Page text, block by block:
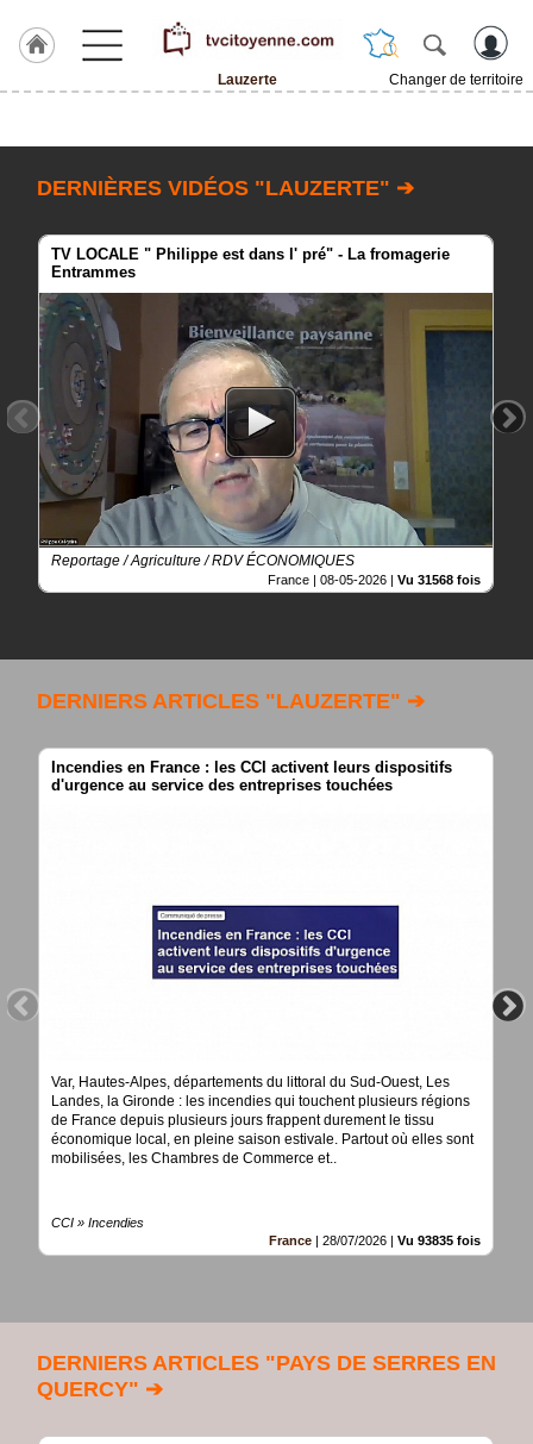
Lauzerte
Changer de territoire
Gazette
Blogs
prémium
propos
DERNIÈRES VIDÉOS "LAUZERTE" ➔
TV LOCALE " Philippe est dans l' pré" - La fromagerie
Entrammes
Reportage / Agriculture / RDV ÉCONOMIQUES
France | 08-05-2026 Vu 31568 fois
DERNIERS ARTICLES "LAUZERTE" ➔
Incendies en France : les CCI activent leurs dispositifs
d'urgence au service des entreprises touchées
Var, Hautes-Alpes, départements du littoral du Sud-Ouest, Les
Landes, la Gironde : les incendies qui touchent plusieurs régions
de France depuis plusieurs jours frappent durement le tissu
économique local, en pleine saison estivale. Partout où elles sont
mobilisées, les Chambres de Commerce et..
CCI » Incendies
France | 28/07/2026 | Vu 93835 fois
DERNIERS ARTICLES "PAYS DE SERRES EN
QUERCY" ➔